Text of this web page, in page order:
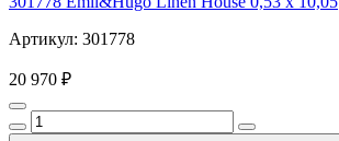
Артикул: 301778
20 970 ₽